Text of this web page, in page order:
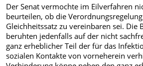
Der Senat vermochte im Eilverfahren
beurteilen, ob die
Gleichheitssatz zu vereinbaren sei. Die
beruhten jedenfalls auf der nicht
ganz erheblicher Teil der für das
sozialen Kontakte von vorneherein